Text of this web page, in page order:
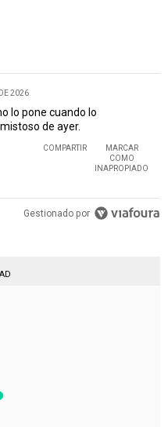
2026
lo pone cuando lo
de ayer.
COMPARTIR
MARCAR
COMO
INAPROPIADO
Gestionado por